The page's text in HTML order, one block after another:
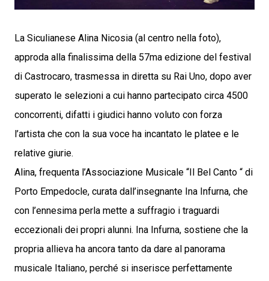
La Siculianese Alina Nicosia (al centro nella foto),
approda alla finalissima della 57ma edizione del festival
di Castrocaro, trasmessa in diretta su Rai Uno, dopo aver
superato le selezioni a cui hanno partecipato circa 4500
concorrenti, difatti i giudici hanno voluto con forza
l’artista che con la sua voce ha incantato le platee e le
relative giurie.
Alina, frequenta l’Associazione Musicale “Il Bel Canto “ di
Porto Empedocle, curata dall’insegnante Ina Infurna, che
con l’ennesima perla mette a suffragio i traguardi
eccezionali dei propri alunni. Ina Infurna, sostiene che la
propria allieva ha ancora tanto da dare al panorama
musicale Italiano, perché si inserisce perfettamente